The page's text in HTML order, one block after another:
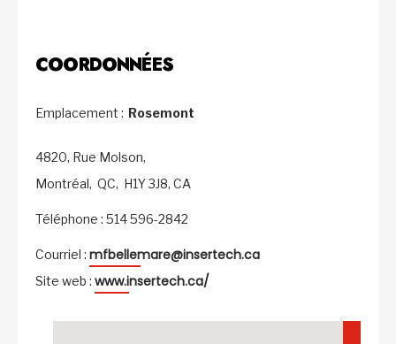
COORDONNÉES
Emplacement : Rosemont
4820, Rue Molson,
Montréal, QC, H1Y 3J8, CA
Téléphone : 514 596-2842
Courriel : mfbellemare@insertech.ca
Site web : www.insertech.ca/